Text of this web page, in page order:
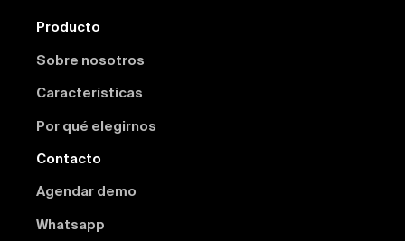
Producto
Sobre nosotros
Características
Por qué elegirnos
Contacto
Agendar demo
Whatsapp